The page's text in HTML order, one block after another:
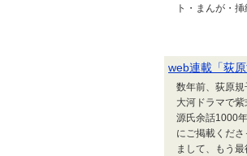
ト・まんが・
web連載「荻
数年前、荻原
大河ドラマで
源氏余話1000
にご掲載くだ
まして、もう